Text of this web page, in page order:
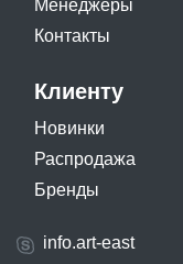
Менеджеры
Контакты
Клиенту
Новинки
Распродажа
Бренды
info.art-east